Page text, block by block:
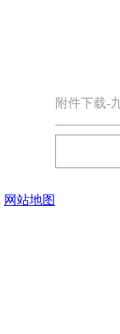
附件下载-
网站地图